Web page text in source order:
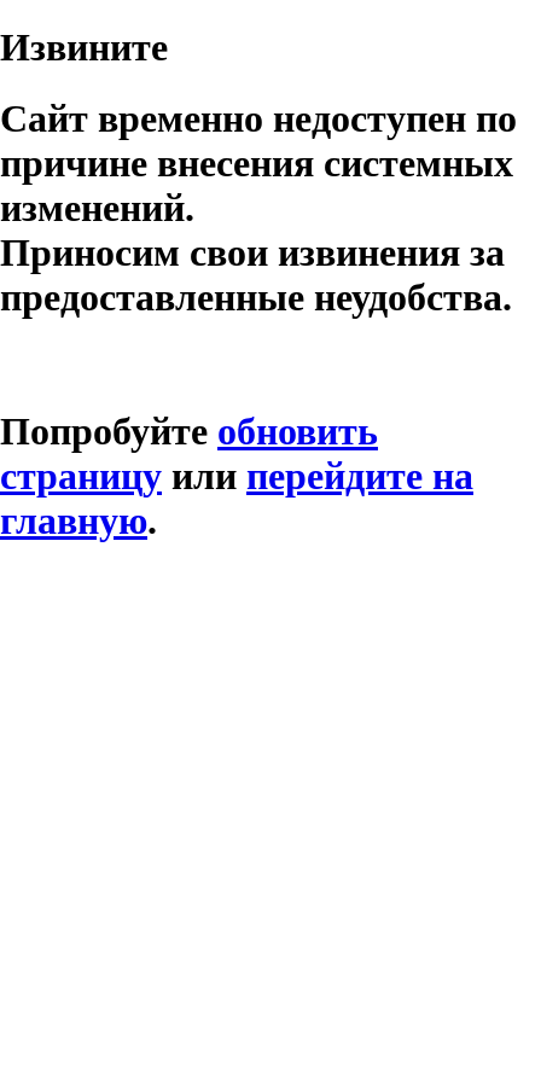
Извините
Сайт временно недоступен по
причине внесения системных
изменений.
Приносим свои извинения за
предоставленные неудобства.
Попробуйте обновить
страницу или перейдите на
главную.